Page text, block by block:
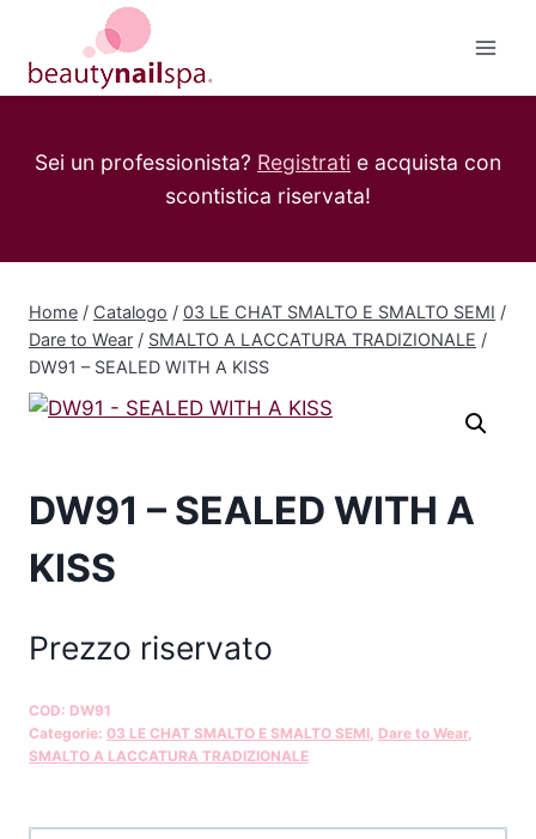
contenuto
Sei un professionista? Registrati e acquista con
scontistica riservata!
Home / Catalogo / 03 LE CHAT SMALTO E SMALTO SEMI /
Dare to Wear / SMALTO A LACCATURA TRADIZIONALE /
DW91 – SEALED WITH A KISS
DW91 – SEALED WITH A
KISS
Prezzo riservato
COD: DW91
Categorie: 03 LE CHAT SMALTO E SMALTO SEMI Dare to Wear,
SMALTO A LACCATURA TRADIZIONALE